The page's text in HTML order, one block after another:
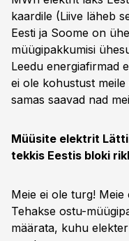
kaardile (Liive läheb
Eesti ja Soome on
müügipakkumisi
Leedu energiafirmad
ei ole kohustust
samas saavad nad
Müüsite elektrit Lätti
tekkis Eestis bloki
Meie ei ole turg!
Tehakse ostu-
määrata, kuhu